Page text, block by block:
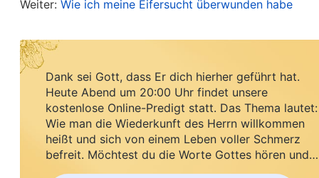
der Vergangenheit auf der Grundlage meiner
Wahrheitsgrundsätze Gemeinschaft hielten,
die falschen Leute, was zu Unterbrechungen
verschiedene Aufgaben halb lahmlegte. Es war
Schutz der Kirchenarbeit. DieKirche hatte mir
also sollte ich das schätzen und richtig Buße
ergriff die Initiative, mich in die Arbeit des
Weiter: Wie ich meine Eifersucht überwunden habe
Dank sei Gott, dass Er dich hierher geführt hat.
Heute Abend um 20:00 Uhr findet unsere
kostenlose Online-Predigt statt. Das Thema lautet:
Wie man die Wiederkunft des Herrn willkommen
heißt und sich von einem Leben voller Schmerz
befreit. Möchtest du die Worte Gottes hören und
Segen empfangen?